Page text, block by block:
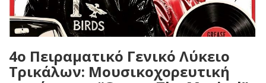
4ο Πειραματικό Γενικό Λύκειο
Τρικάλων: Μουσικοχορευτική